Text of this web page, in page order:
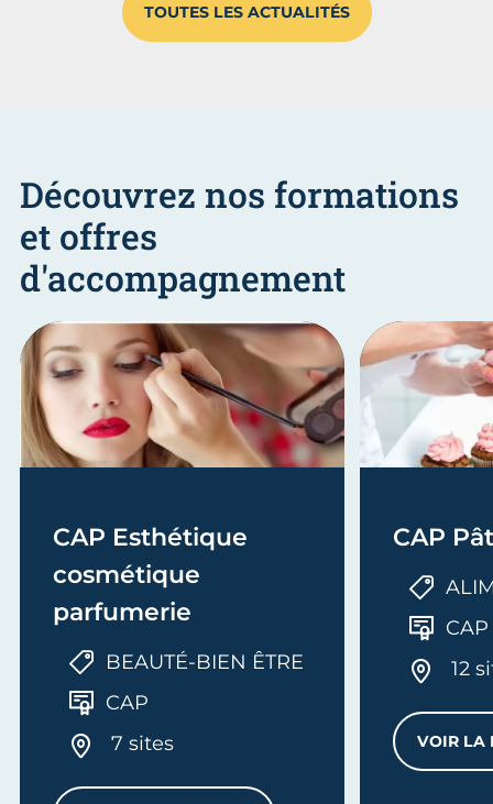
TOUTES LES ACTUALITÉS
Découvrez nos formations
et offres
d'accompagnement
CAP Esthétique
cosmétique
parfumerie
BEAUTÉ-BIEN ÊTRE
CAP
7 sites
CAP
CAP
12
VOIR LA